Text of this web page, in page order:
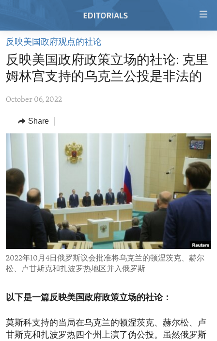
Skip
main
content
to
Navigation
Skip
Search
HOME
VIDEO
REGIONS
AFRICA
EUROPE
MIDDLE EAST
TOPICS
SECURITY AND DEFENSE
AID AND DEVELOPMENT
DEMOCRACY AND GOVERNANCE
ECONOMY AND TRADE
ENVIRONMENT AND HEALTH
IDEALS AND INSTITUTIONS
ARCHIVE
FOLLOW US
反映美国政府观点的社论
反映美国政府政策立场的社论: 克里
姆林宫支持的乌克兰公投是非法的
October 06, 2022
Share
2022年10月4日俄罗斯议会批准将乌克兰的顿涅茨克、赫尔
松、卢甘斯克和扎波罗热地区并入俄罗斯
以下是一篇反映美国政府政策立场的社论：
莫斯科支持的当局在乌克兰的顿涅茨克、赫尔松、卢
甘斯克和扎波罗热四个州上演了伪公投。虽然俄罗斯